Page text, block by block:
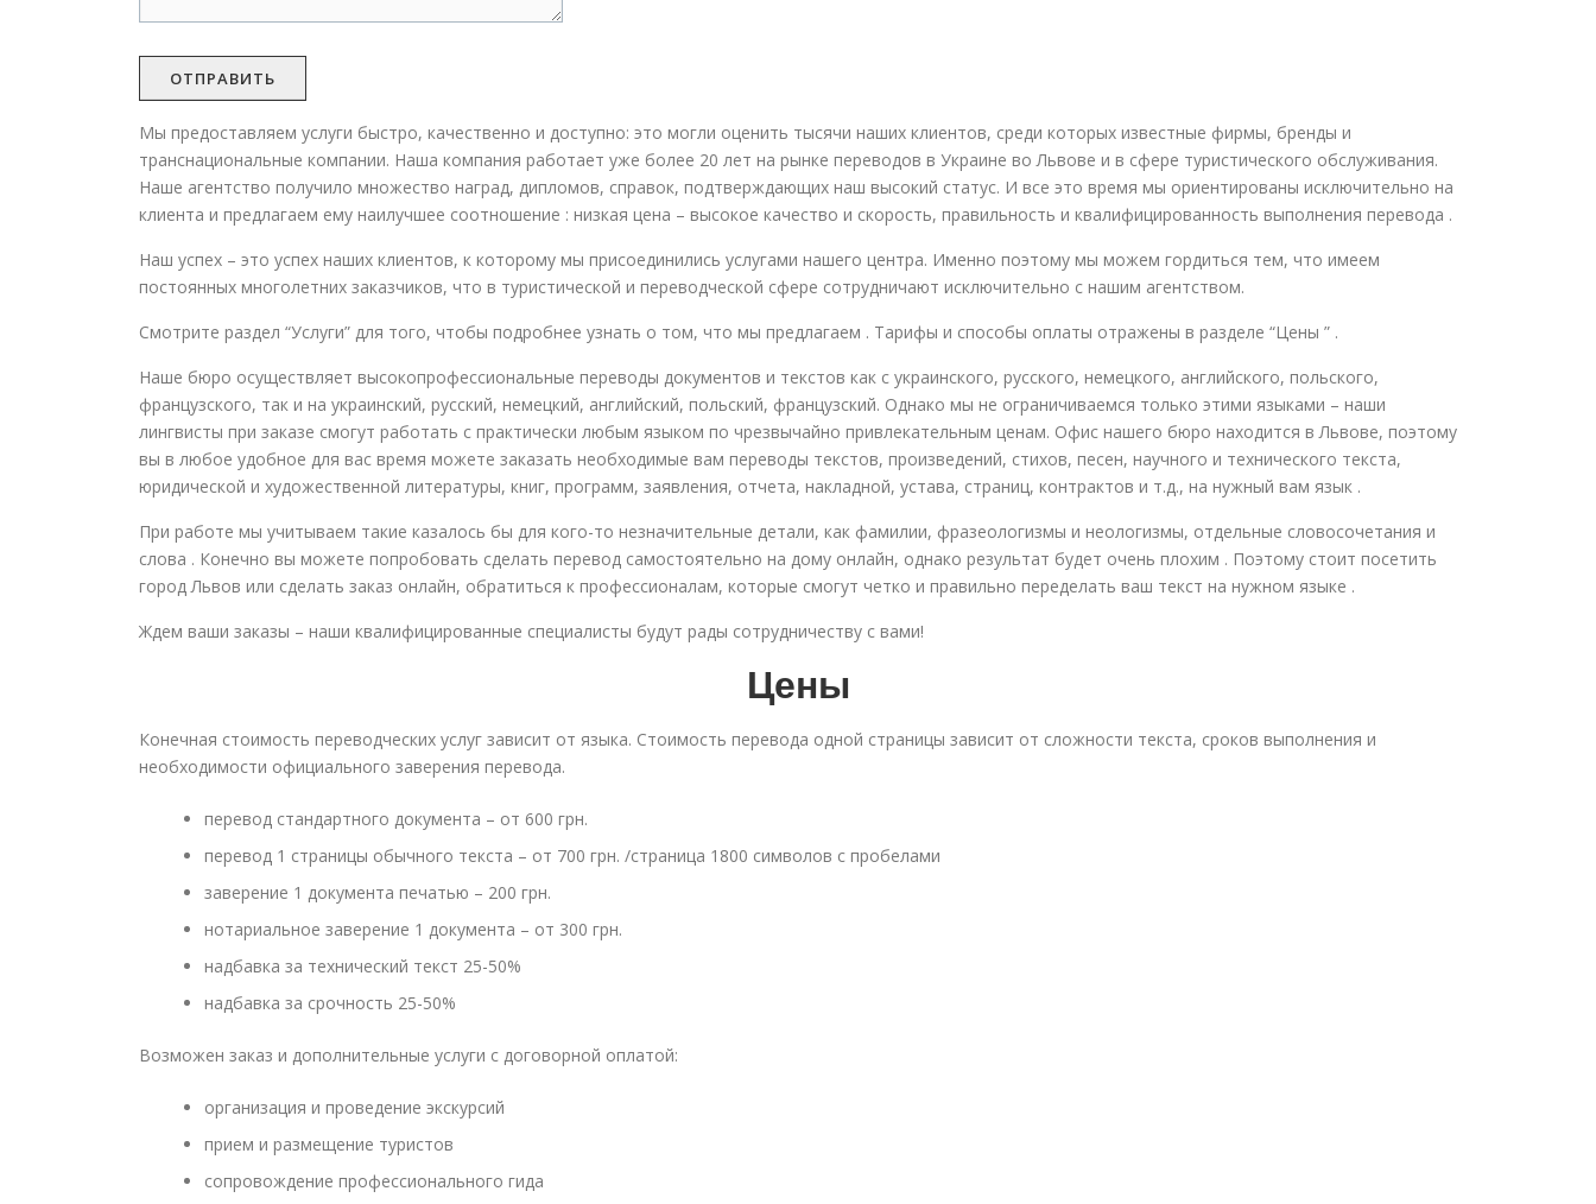
Мы предоставляем услуги быстро, качественно и доступно: это могли оценить тысячи наших клиентов, среди которых известные фирмы, бренды и
транснациональные компании. Наша компания работает уже более 20 лет на рынке переводов в Украине во Львове и в сфере туристического обслуживания.
Наше агентство получило множество наград, дипломов, справок, подтверждающих наш высокий статус. И все это время мы ориентированы исключительно на
клиента и предлагаем ему наилучшее соотношение : низкая цена – высокое качество и скорость, правильность и квалифицированность выполнения перевода .
Наш успех – это успех наших клиентов, к которому мы присоединились услугами нашего центра. Именно поэтому мы можем гордиться тем, что имеем
постоянных многолетних заказчиков, что в туристической и переводческой сфере сотрудничают исключительно с нашим агентством.
Смотрите раздел “Услуги” для того, чтобы подробнее узнать о том, что мы предлагаем . Тарифы и способы оплаты отражены в разделе “Цены ” .
Наше бюро осуществляет высокопрофессиональные переводы документов и текстов как с украинского, русского, немецкого, английского, польского,
французского, так и на украинский, русский, немецкий, английский, польский, французский. Однако мы не ограничиваемся только этими языками – наши
лингвисты при заказе смогут работать с практически любым языком по чрезвычайно привлекательным ценам. Офис нашего бюро находится в Львове, поэтому
вы в любое удобное для вас время можете заказать необходимые вам переводы текстов, произведений, стихов, песен, научного и технического текста,
юридической и художественной литературы, книг, программ, заявления, отчета, накладной, устава, страниц, контрактов и т.д., на нужный вам язык .
При работе мы учитываем такие казалось бы для кого-то незначительные детали, как фамилии, фразеологизмы и неологизмы, отдельные словосочетания и
слова . Конечно вы можете попробовать сделать перевод самостоятельно на дому онлайн, однако результат будет очень плохим . Поэтому стоит посетить
город Львов или сделать заказ онлайн, обратиться к профессионалам, которые смогут четко и правильно переделать ваш текст на нужном языке .
Ждем ваши заказы – наши квалифицированные специалисты будут рады сотрудничеству с вами!
Цены
Конечная стоимость переводческих услуг зависит от языка. Стоимость перевода одной страницы зависит от сложности текста, сроков выполнения и
необходимости официального заверения перевода.
перевод стандартного документа – от 600 грн.
перевод 1 страницы обычного текста – от 700 грн. /страница 1800 символов с пробелами
заверение 1 документа печатью – 200 грн.
нотариальное заверение 1 документа – от 300 грн.
надбавка за технический текст 25-50%
надбавка за срочность 25-50%
Возможен заказ и дополнительные услуги с договорной оплатой:
организация и проведение экскурсий
прием и размещение туристов
сопровождение профессионального гида